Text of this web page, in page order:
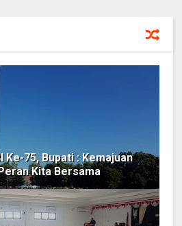
Ke-75, Bupati : Kemajuan
Kita Bersama